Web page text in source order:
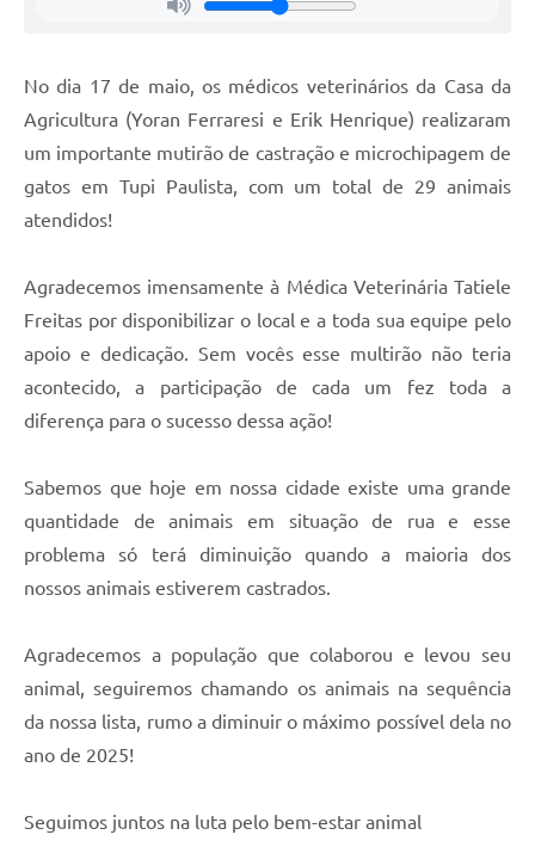
No dia 17 de maio, os médicos veterinários da Casa da
Agricultura (Yoran Ferraresi e Erik Henrique) realizaram
um importante mutirão de castração e microchipagem de
gatos em Tupi Paulista, com um total de 29 animais
atendidos!
Agradecemos imensamente à Médica Veterinária Tatiele
Freitas por disponibilizar o local e a toda sua equipe pelo
apoio e dedicação. Sem vocês esse multirão não teria
acontecido, a participação de cada um fez toda a
diferença para o sucesso dessa ação!
Sabemos que hoje em nossa cidade existe uma grande
quantidade de animais em situação de rua e esse
problema só terá diminuição quando a maioria dos
nossos animais estiverem castrados.
Agradecemos a população que colaborou e levou seu
animal, seguiremos chamando os animais na sequência
da nossa lista, rumo a diminuir o máximo possível dela no
ano de 2025!
Seguimos juntos na luta pelo bem-estar animal